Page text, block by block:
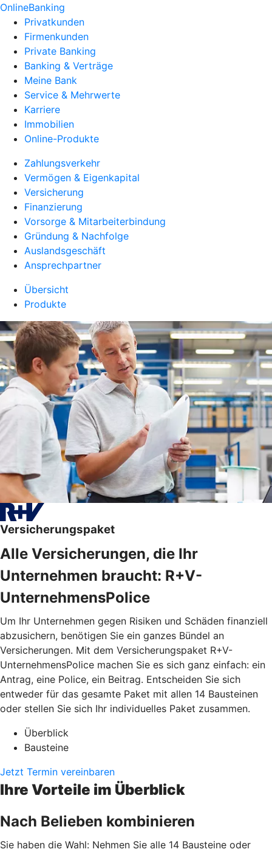
OnlineBanking
Privatkunden
Firmenkunden
Private Banking
Banking & Verträge
Meine Bank
Service & Mehrwerte
Karriere
Immobilien
Online-Produkte
Zahlungsverkehr
Vermögen & Eigenkapital
Versicherung
Finanzierung
Vorsorge & Mitarbeiterbindung
Gründung & Nachfolge
Auslandsgeschäft
Ansprechpartner
Übersicht
Produkte
Versicherungspaket
Alle Versicherungen, die Ihr
Unternehmen braucht: R+V-
UnternehmensPolice
Um Ihr Unternehmen gegen Risiken und Schäden finanziell
abzusichern, benötigen Sie ein ganzes Bündel an
Versicherungen. Mit dem Versicherungspaket R+V-
UnternehmensPolice machen Sie es sich ganz einfach: ein
Antrag, eine Police, ein Beitrag. Entscheiden Sie sich
entweder für das gesamte Paket mit allen 14 Bausteinen
oder stellen Sie sich Ihr individuelles Paket zusammen.
Überblick
Bausteine
Jetzt Termin vereinbaren
Ihre Vorteile im Überblick
Nach Belieben kombinieren
Sie haben die Wahl: Nehmen Sie alle 14 Bausteine oder